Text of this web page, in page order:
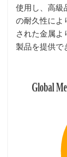
使用し、高級
の耐久性によ
された金属よ
製品を提供で